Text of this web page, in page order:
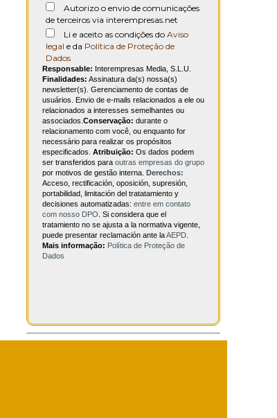
Autorizo o envio de comunicações
de terceiros via interempresas.net
Li e aceito as condições do Aviso
legal e da Política de Proteção de
Dados
Responsable: Interempresas Media, S.L.U.
Finalidades: Assinatura da(s) nossa(s)
newsletter(s). Gerenciamento de contas de
usuários. Envio de e-mails relacionados a ele ou
relacionados a interesses semelhantes ou
associados. Conservação: durante o
relacionamento com você, ou enquanto for
necessário para realizar os propósitos
especificados. Atribuição: Os dados podem
ser transferidos para outras empresas do grupo
por motivos de gestão interna. Derechos:
Acceso, rectificación, oposición, supresión,
portabilidad, limitación del tratatamiento y
decisiones automatizadas: entre em contato
com nosso DPO . Si considera que el
tratamiento no se ajusta a la normativa vigente,
puede presentar reclamación ante laAEPD
Mais informação: Política de Proteção de
Dados